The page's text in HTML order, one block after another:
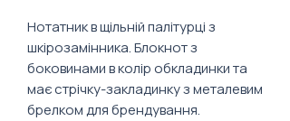
Нотатник в щільній палітурці з
шкірозамінника. Блокнот з
боковинами в колір обкладинки та
має стрічку-закладинку з металевим
брелком для брендування.